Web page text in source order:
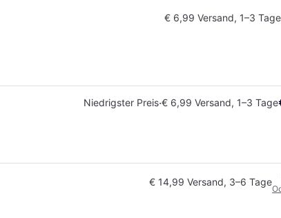
€ 6,99 Versand, 1–3 Tage
Niedrigster Preis·€ 6,99 Versand, 1–3 Tage
€ 14,99 Versand, 3–6 Tage